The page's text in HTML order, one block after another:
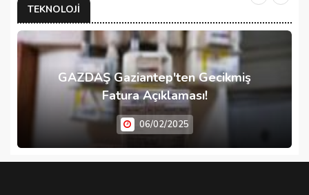
TEKNOLOJI
GAZDAŞ Gaziantep'ten Gecikmiş
Fatura Açıklaması!
06/02/2025